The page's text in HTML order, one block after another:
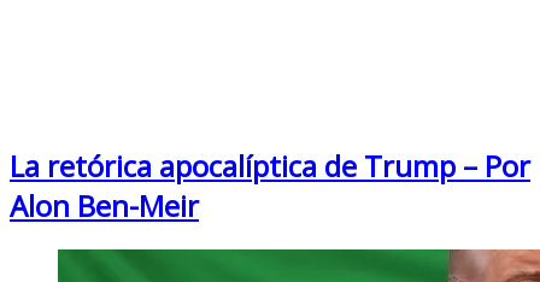
La retórica apocalíptica de Trump – Por
Alon Ben-Meir